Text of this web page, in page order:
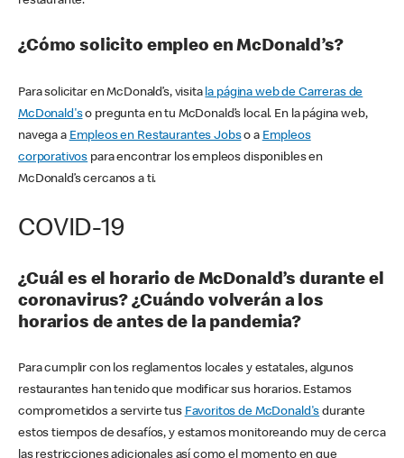
¿Cómo solicito empleo en McDonald’s?
Para solicitar en McDonald’s, visita la página web de Carreras de
McDonald'so pregunta en tu McDonald’s local. En la página web,
navega a Empleos en Restaurantes Jobso a Empleos
corporativos para encontrar los empleos disponibles en
McDonald’s cercanos a ti.
COVID-19
¿Cuál es el horario de McDonald’s durante el
coronavirus? ¿Cuándo volverán a los
horarios de antes de la pandemia?
Para cumplir con los reglamentos locales y estatales, algunos
restaurantes han tenido que modificar sus horarios. Estamos
comprometidos a servirte tus Favoritos de McDonald's durante
estos tiempos de desafíos, y estamos monitoreando muy de cerca